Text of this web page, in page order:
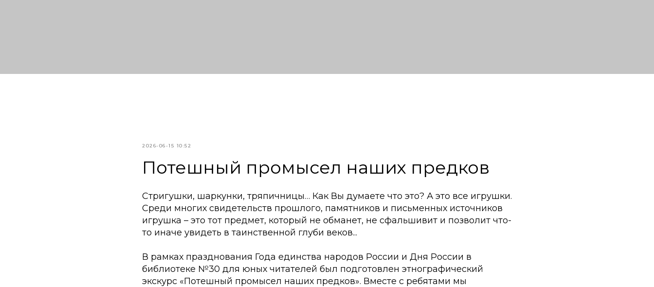
2026-06-15 10:52
Потешный промысел наших предков
Стригушки, шаркунки, тряпичницы… Как Вы думаете что это? А это все игрушки.
Среди многих свидетельств прошлого, памятников и письменных источников
игрушка – это тот предмет, который не обманет, не сфальшивит и позволит что-
то иначе увидеть в таинственной глуби веков...
В рамках празднования Года единства народов России и Дня России в
библиотеке №30 для юных читателей был подготовлен этнографический
экскурс «Потешный промысел наших предков». Вместе с ребятами мы